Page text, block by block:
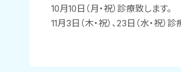
10月10日（月・祝）診療致します。
11月3日（木・祝）、23日（水・祝）診